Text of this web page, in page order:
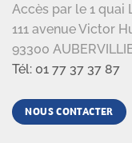
Accès par le 1 quai
111 avenue Victor
93300
Tél: 01 77 37 37 87
NOUS CONTACTER